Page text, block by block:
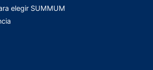
elegir SUMMUM